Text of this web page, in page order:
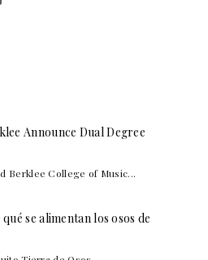
Announce Dual Degree
Berklee College of Music...
se alimentan los osos de